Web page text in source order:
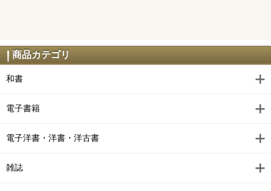
商品カテゴリ
和書
電子書籍
電子洋書・洋書・洋古書
雑誌